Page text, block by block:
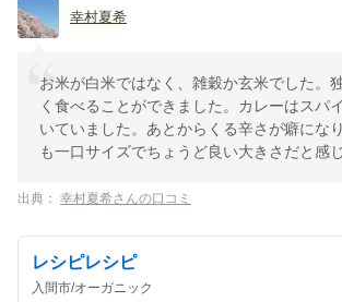
幸村夏希
お米が白米ではなく、雑穀か玄米でした。
く食べることができました。カレーはスパ
いていました。あとからくる辛さが癖にな
も一口サイズでちょうど良い大きさだと感
出典： 幸村夏希さんの口コミ
レシピレシピ
入間市/オーガニック